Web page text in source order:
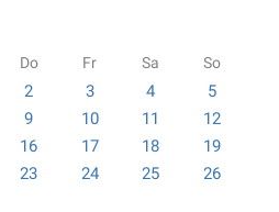
Do Fr Sa So
2 3 4
5
9 10 11
12
16 17 18
19
23 24 25
26